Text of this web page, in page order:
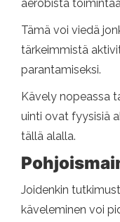
aerobista
Tämä voi viedä
tärkeimmistä
parantamiseksi.
Kävely nopeassa
uinti ovat fyysisiä
tällä alalla.
Joidenkin
käveleminen voi